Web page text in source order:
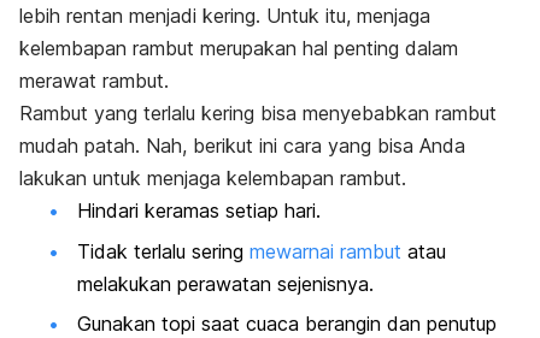
lebih rentan menjadi kering. Untuk itu, menjaga
kelembapan rambut merupakan hal penting dalam
merawat rambut.
Rambut yang terlalu kering bisa menyebabkan rambut
mudah patah. Nah, berikut ini cara yang bisa Anda
lakukan untuk menjaga kelembapan rambut.
Hindari keramas setiap hari.
Tidak terlalu sering mewarnai rambut atau
melakukan perawatan sejenisnya.
Gunakan topi saat cuaca berangin dan penutup